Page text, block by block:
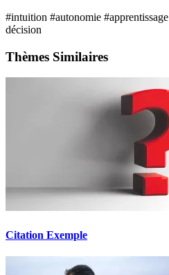
#intuition #autonomie #apprentissage
décision
Thèmes Similaires
Citation Exemple